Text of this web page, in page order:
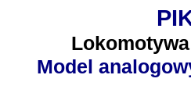
Model